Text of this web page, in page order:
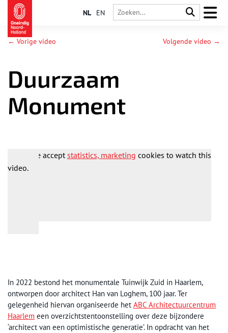
NL EN
← Vorige video Volgende video →
Duurzaam
Monument
Please acceptstatistics, marketing cookies to watch this
video.
In 2022 bestond het monumentale Tuinwijk Zuid in Haarlem,
ontworpen door architect Han van Loghem, 100 jaar. Ter
gelegenheid hiervan organiseerde het ABC Architectuurcentrum
Haarlem een overzichtstentoonstelling over deze bijzondere
‘architect van een optimistische generatie’. In opdracht van het